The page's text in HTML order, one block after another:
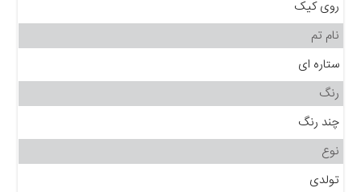
روی کیک
نام تم
ستاره ای
رنگ
چند رنگ
نوع
تولدی